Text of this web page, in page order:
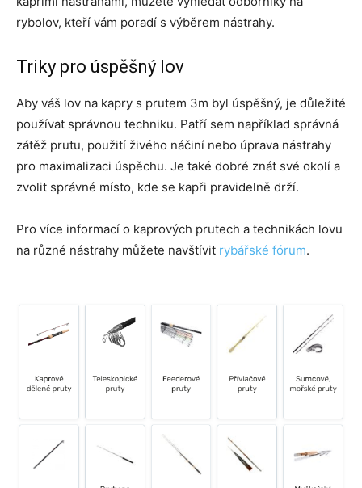
rybolov, kteří vám poradí s výběrem nástrahy.
Triky pro úspěšný lov
Aby váš lov na kapry s prutem 3m byl úspěšný, je důležité
používat správnou techniku. Patří sem například správná
zátěž prutu, použití živého náčiní nebo úprava nástrahy
pro maximalizaci úspěchu. Je také dobré znát své okolí a
zvolit správné místo, kde se kapři pravidelně drží.
Pro více informací o kaprových prutech a technikách lovu
na různé nástrahy můžete navštívit rybářské fórum.